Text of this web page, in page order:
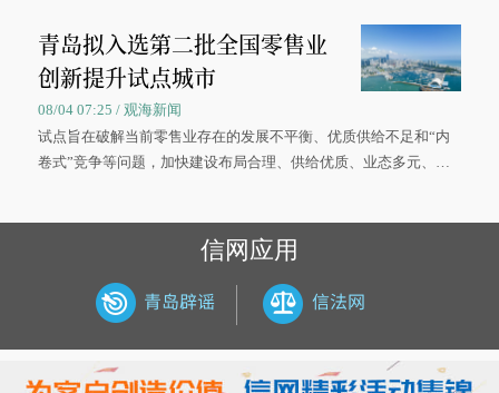
大学材料科学与工程学院材料类专业的录取通知书。
青岛拟入选第二批全国零售业
创新提升试点城市
08/04 07:25 / 观海新闻
试点旨在破解当前零售业存在的发展不平衡、优质供给不足和“内
卷式”竞争等问题，加快建设布局合理、供给优质、业态多元、智
信网应用